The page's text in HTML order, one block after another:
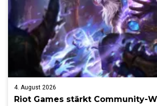
4. August 2026
Riot Games stärkt Community-